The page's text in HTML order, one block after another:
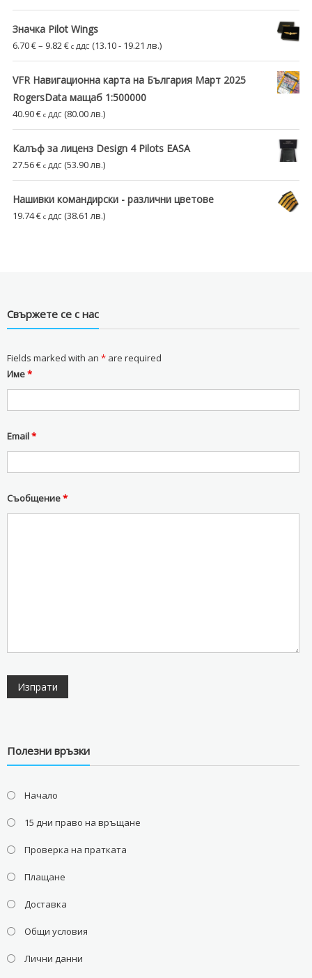
Значка Pilot Wings
6.70€– 9.82 €Price
range:
6.70 €
through
9.82 €
с ДДС (13.10 - 19.21 лв.)
VFR Навигационна карта на България Март 2025
RogersData мащаб 1:500000
40.90€ с ДДС (80.00 лв.)
Калъф за лиценз Design 4 Pilots EASA
27.56€ с ДДС (53.90 лв.)
Нашивки командирски - различни цветове
19.74€ с ДДС (38.61 лв.)
Свържете се с нас
Fields marked with an *are required
Име*
Email*
Съобщение*
Полезни връзки
Начало
15 дни право на връщане
Проверка на пратката
Плащане
Доставка
Общи условия
Лични данни